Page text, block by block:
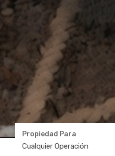
Propiedad Para
Cualquier Operación
Propiedad
Para